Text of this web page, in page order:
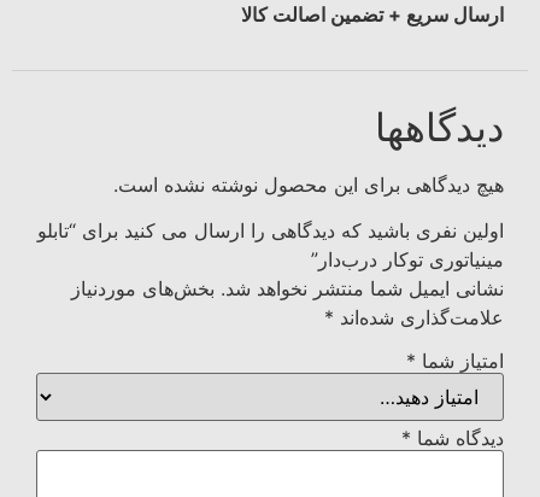
ارسال سریع + تضمین اصالت کالا
دیدگاهها
هیچ دیدگاهی برای این محصول نوشته نشده است.
اولین نفری باشید که دیدگاهی را ارسال می کنید برای “تابلو
مینیاتوری توکار درب‌دار”
نشانی ایمیل شما منتشر نخواهد شد. بخش‌های موردنیاز
علامت‌گذاری شده‌اند *
امتیاز شما *
دیدگاه شما *